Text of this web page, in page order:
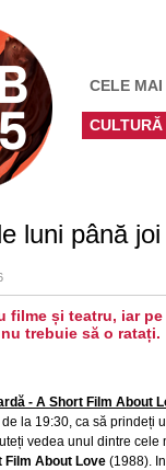
CELE
luni până joi
filme și teatru, iar
trebuie să o ratați.
- A Short Film About
la 19:30, ca să prindeți
vedea unul dintre
Film About Love (1988).